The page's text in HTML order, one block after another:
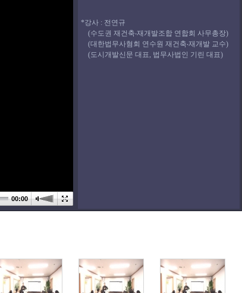
00:00
*강사 : 전연규
(수도권 재건축‧재개발조합 연합회 사무총장)
(대한법무사혐회 연수원 재건축‧재개발 교수)
(도시개발신문 대표, 법무사법인 기린 대표)